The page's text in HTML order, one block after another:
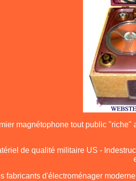
magnétophone tout public
de qualité militaire US -
fabricants d'électroménager